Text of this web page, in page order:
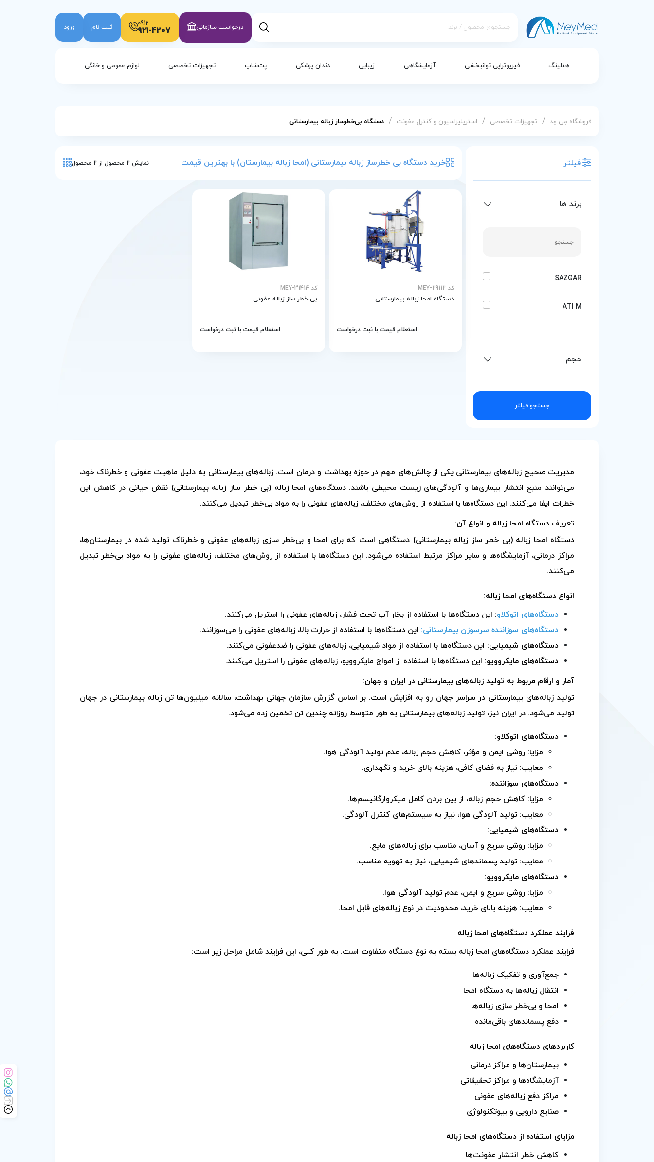
درخواست سازمانی 0912
921-4207 ثبت نام ورود
هتلینگ فیزیوتراپی توانبخشی آزمایشگاهی زیبایی دندان پزشکی پت‌شاپ تجهیزات تخصصی لوازم عمومی و خانگی
فروشگاه مِی مِد / تجهیزات تخصصی / استریلیزاسیون و کنترل عفونت / دستگاه بی‌خطر‌ساز زباله بیمارستانی
فیلتر
برند ها
SAZGAR
ATI M
حجم
جستجو فیلتر
خرید دستگاه بی خطر‌ساز زباله بیمارستانی (امحا زباله بیمارستان) با بهترین قیمت نمایش 2 محصول از 2 محصول
کد MEY-29112
دستگاه امحا زباله بیمارستانی
استعلام قیمت با ثبت درخواست
کد MEY-31414
بی خطر ساز زباله عفونی
استعلام قیمت با ثبت درخواست
مدیریت صحیح زباله‌های بیمارستانی یکی از چالش‌های مهم در حوزه بهداشت و درمان است. زباله‌های بیمارستانی به دلیل ماهیت عفونی و خطرناک خود،
می‌توانند منبع انتشار بیماری‌ها و آلودگی‌های زیست محیطی باشند. دستگاه‌های امحا زباله (بی خطر ساز زباله بیمارستانی) نقش حیاتی در کاهش این
خطرات ایفا می‌کنند. این دستگاه‌ها با استفاده از روش‌های مختلف، زباله‌های عفونی را به مواد بی‌خطر تبدیل می‌کنند.
تعریف دستگاه امحا زباله و انواع آن:
دستگاه امحا زباله (بی خطر ساز زباله بیمارستانی) دستگاهی است که برای امحا و بی‌خطر سازی زباله‌های عفونی و خطرناک تولید شده در بیمارستان‌ها،
مراکز درمانی، آزمایشگاه‌ها و سایر مراکز مرتبط استفاده می‌شود. این دستگاه‌ها با استفاده از روش‌های مختلف، زباله‌های عفونی را به مواد بی‌خطر تبدیل
می‌کنند.
انواع دستگاه‌های امحا زباله:
دستگاه‌های اتوکلاو: این دستگاه‌ها با استفاده از بخار آب تحت فشار، زباله‌های عفونی را استریل می‌کنند.
دستگاه‌های سوزاننده سرسوزن بیمارستانی: این دستگاه‌ها با استفاده از حرارت بالا، زباله‌های عفونی را می‌سوزانند.
دستگاه‌های شیمیایی: این دستگاه‌ها با استفاده از مواد شیمیایی، زباله‌های عفونی را ضدعفونی می‌کنند.
دستگاه‌های مایکروویو: این دستگاه‌ها با استفاده از امواج مایکروویو، زباله‌های عفونی را استریل می‌کنند.
آمار و ارقام مربوط به تولید زباله‌های بیمارستانی در ایران و جهان:
تولید زباله‌های بیمارستانی در سراسر جهان رو به افزایش است. بر اساس گزارش سازمان جهانی بهداشت، سالانه میلیون‌ها تن زباله بیمارستانی در جهان
تولید می‌شود. در ایران نیز، تولید زباله‌های بیمارستانی به طور متوسط روزانه چندین تن تخمین زده می‌شود.
دستگاه‌های اتوکلاو:
مزایا: روشی ایمن و مؤثر، کاهش حجم زباله، عدم تولید آلودگی هوا.
معایب: نیاز به فضای کافی، هزینه بالای خرید و نگهداری.
دستگاه‌های سوزاننده:
مزایا: کاهش حجم زباله، از بین بردن کامل میکروارگانیسم‌ها.
معایب: تولید آلودگی هوا، نیاز به سیستم‌های کنترل آلودگی.
دستگاه‌های شیمیایی:
مزایا: روشی سریع و آسان، مناسب برای زباله‌های مایع.
معایب: تولید پسماندهای شیمیایی، نیاز به تهویه مناسب.
دستگاه‌های مایکروویو:
مزایا: روشی سریع و ایمن، عدم تولید آلودگی هوا.
معایب: هزینه بالای خرید، محدودیت در نوع زباله‌های قابل امحا.
فرایند عملکرد دستگاه‌های امحا زباله
فرایند عملکرد دستگاه‌های امحا زباله بسته به نوع دستگاه متفاوت است. به طور کلی، این فرایند شامل مراحل زیر است:
جمع‌آوری و تفکیک زباله‌ها
انتقال زباله‌ها به دستگاه امحا
امحا و بی‌خطر سازی زباله‌ها
دفع پسماندهای باقی‌مانده
کاربردهای دستگاه‌های امحا زباله
بیمارستان‌ها و مراکز درمانی
آزمایشگاه‌ها و مراکز تحقیقاتی
مراکز دفع زباله‌های عفونی
صنایع دارویی و بیوتکنولوژی
مزایای استفاده از دستگاه‌های امحا زباله
کاهش خطر انتشار عفونت‌ها